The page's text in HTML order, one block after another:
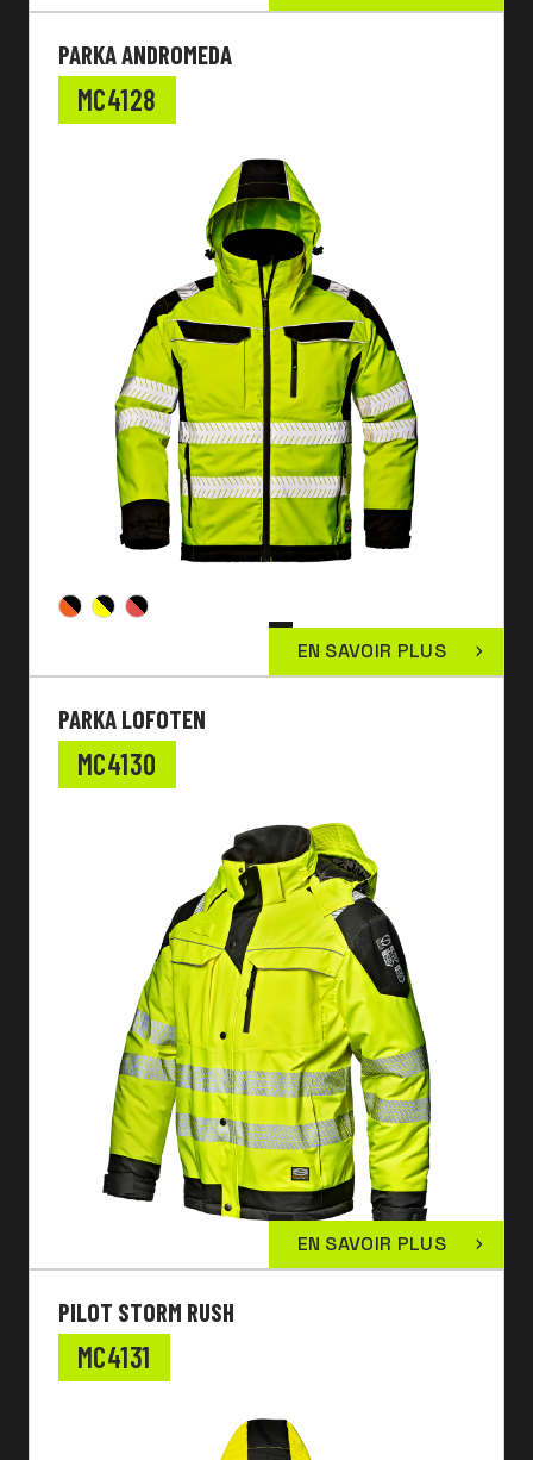
PARKA ANDROMEDA
MC4128
EN SAVOIR PLUS
PARKA LOFOTEN
MC4130
EN SAVOIR PLUS
PILOT STORM RUSH
MC4131